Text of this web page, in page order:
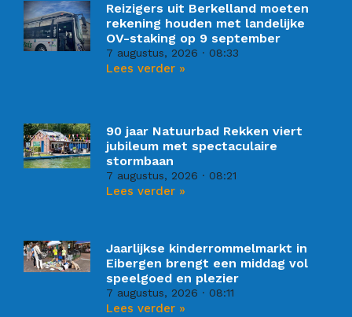
Reizigers uit Berkelland moeten
rekening houden met landelijke
OV-staking op 9 september
7 augustus, 2026 08:33
Lees verder »
90 jaar Natuurbad Rekken viert
jubileum met spectaculaire
stormbaan
7 augustus, 2026 08:21
Lees verder »
Jaarlijkse kinderrommelmarkt in
Eibergen brengt een middag vol
speelgoed en plezier
7 augustus, 2026 08:11
Lees verder »